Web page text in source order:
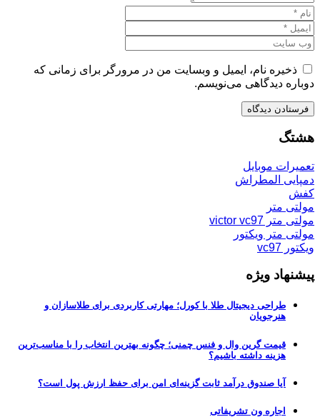
ذخیره نام، ایمیل و وبسایت من در مرورگر برای زمانی که
دوباره دیدگاهی می‌نویسم.
هشتگ
تعمیرات موبایل
دمپایی المطراش
کفش
مولتی متر
مولتی متر victor vc97
مولتی متر ویکتور
ویکتور vc97
پیشنهاد ویژه
طراحی دیجیتال طلا با کورل؛ مهارتی کاربردی برای طلاسازان و
هنرجویان
قیمت گرین وال و فنس چمنی؛ چگونه بهترین انتخاب را با مناسب‌ترین
هزینه داشته باشیم؟
آیا صندوق درآمد ثابت گزینه‌ای امن برای حفظ ارزش پول است؟
اجاره ون تشریفاتی